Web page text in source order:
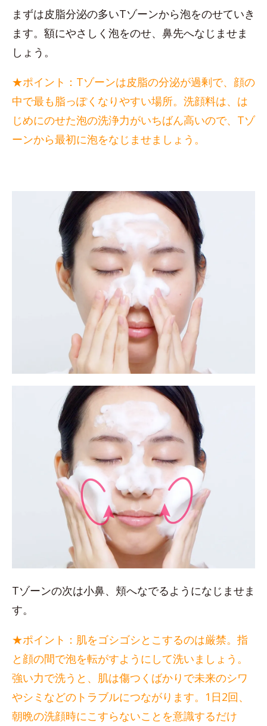
まずは皮脂分泌の多いTゾーンから泡をのせていき
ます。額にやさしく泡をのせ、鼻先へなじませま
しょう。
★ポイント：Tゾーンは皮脂の分泌が過剰で、顔の
中で最も脂っぽくなりやすい場所。洗顔料は、は
じめにのせた泡の洗浄力がいちばん高いので、Tゾ
ーンから最初に泡をなじませましょう。
Tゾーンの次は小鼻、頬へなでるようになじませま
す。
★ポイント：肌をゴシゴシとこするのは厳禁。指
と顔の間で泡を転がすようにして洗いましょう。
強い力で洗うと、肌は傷つくばかりで未来のシワ
やシミなどのトラブルにつながります。1日2回、
朝晩の洗顔時にこすらないことを意識するだけ